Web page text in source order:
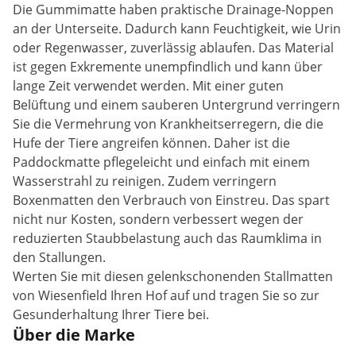
Die Gummimatte haben praktische Drainage-Noppen
an der Unterseite. Dadurch kann Feuchtigkeit, wie Urin
oder Regenwasser, zuverlässig ablaufen. Das Material
ist gegen Exkremente unempfindlich und kann über
lange Zeit verwendet werden. Mit einer guten
Belüftung und einem sauberen Untergrund verringern
Sie die Vermehrung von Krankheitserregern, die die
Hufe der Tiere angreifen können. Daher ist die
Paddockmatte pflegeleicht und einfach mit einem
Wasserstrahl zu reinigen. Zudem verringern
Boxenmatten den Verbrauch von Einstreu. Das spart
nicht nur Kosten, sondern verbessert wegen der
reduzierten Staubbelastung auch das Raumklima in
den Stallungen.
Werten Sie mit diesen gelenkschonenden Stallmatten
von Wiesenfield Ihren Hof auf und tragen Sie so zur
Gesunderhaltung Ihrer Tiere bei.
Über die Marke